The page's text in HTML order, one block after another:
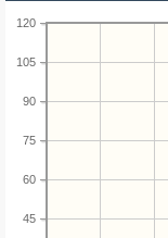
45
60
75
90
105
120